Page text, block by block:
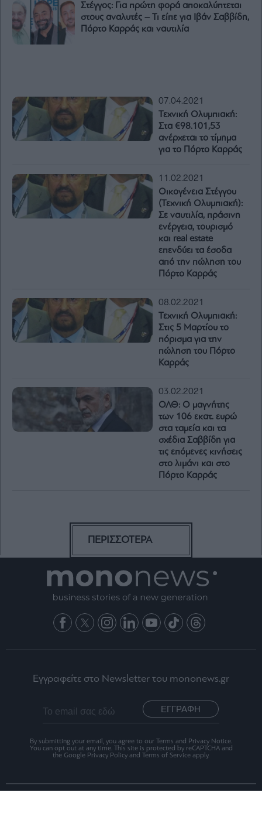
Στέγγος: Για πρώτη φορά αποκαλύπτεται
στους αναλυτές – Τι είπε για Ιβάν Σαββίδη,
Πόρτο Καρράς και ναυτιλία
07.04.2021
Τεχνική Ολυμπιακή:
Στα €98.101,53
ανέρχεται το τίμημα
για το Πόρτο Καρράς
11.02.2021
Οικογένεια Στέγγου
(Τεχνική Ολυμπιακή):
Σε ναυτιλία, πράσινη
ενέργεια, τουρισμό
και real estate
επενδύει τα έσοδα
από την πώληση του
Πόρτο Καρράς
08.02.2021
Τεχνική Ολυμπιακή:
Στις 5 Μαρτίου το
πόρισμα για την
πώληση του Πόρτο
Καρράς
03.02.2021
ΟΛΘ: Ο μαγνήτης
των 106 εκατ. ευρώ
στα ταμεία και τα
σχέδια Σαββίδη για
τις επόμενες κινήσεις
στο λιμάνι και στο
Πόρτο Καρράς
ΠΕΡΙΣΣΟΤΕΡΑ
Εγγραφείτε στο Newsletter του mononews.gr
ΕΓΓΡΑΦΗ
By submitting your email, you agree to our Terms and Privacy Notice.
You can opt out at any time. This site is protected by reCAPTCHA and
the Google Privacy Policy and Terms of Service apply.